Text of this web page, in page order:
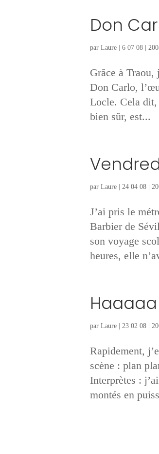
Don
par Laure| 6 07 08|
Grâce à Traou,
Don Carlo,
Locle. Cela dit,
bien sûr, est...
par Laure| 24 04 08|
J’ai pris le
Barbier de
son voyage
heures, elle
par Laure| 23 02 08|
Rapidement,
scène : plan
Interprètes :
montés en